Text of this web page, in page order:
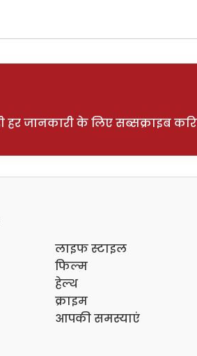
हर जानकारी के लिए सब्सक्राइब
लाइफ स्टाइल
फिल्म
हेल्थ
क्राइम
आपकी समस्याएं